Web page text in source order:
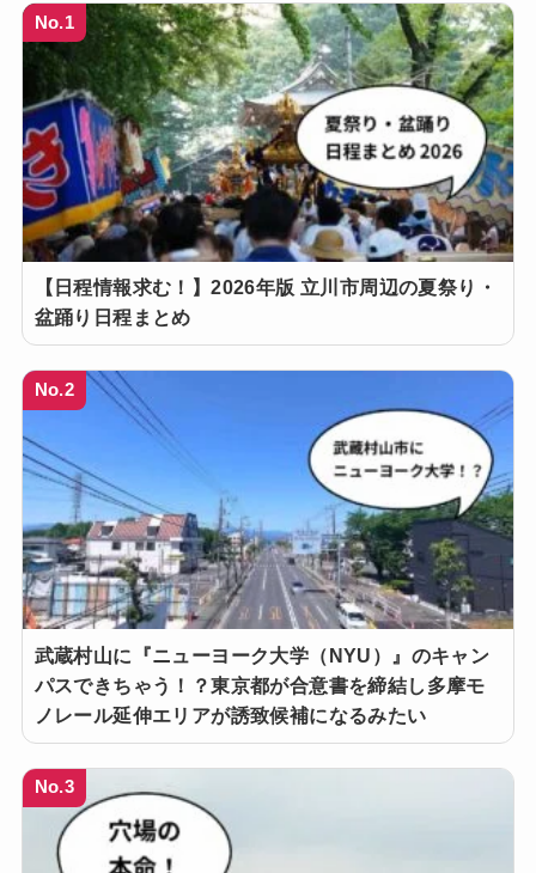
No.1
【日程情報求む！】2026年版 立川市周辺の夏祭り・
盆踊り日程まとめ
No.2
武蔵村山に『ニューヨーク大学（NYU）』のキャン
パスできちゃう！？東京都が合意書を締結し多摩モ
ノレール延伸エリアが誘致候補になるみたい
No.3